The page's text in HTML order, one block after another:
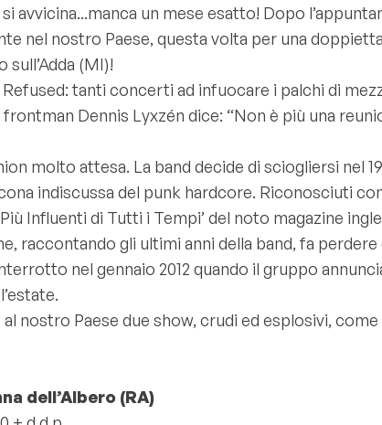
avvicina...manca un mese esatto! Dopo
nel nostro Paese, questa volta per una
(MI)!
Refused: tanti concerti ad infuocare i palchi di
Dennis Lyxzén dice: “Non è più una
molto attesa. La band decide di sciogliersi nel
indiscussa del punk hardcore. Riconosciuti
Influenti di Tutti i Tempi’ del noto magazine
raccontando gli ultimi anni della band, fa
nel gennaio 2012 quando il gruppo
al nostro Paese due show, crudi ed esplosivi,
dell’Albero (RA)